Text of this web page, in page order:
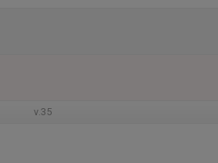
v.35